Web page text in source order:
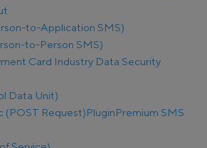
to-Application SMS)
to-Person SMS)
Card Industry Data Security
Data Unit)
(POST Request)PluginPremium SMS